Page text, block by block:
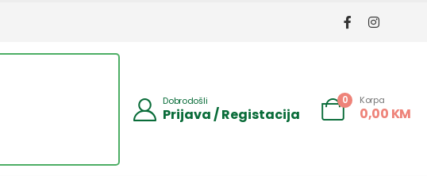
Dobrodošli
Prijava / Registacija
0 Korpa
0,00 KM